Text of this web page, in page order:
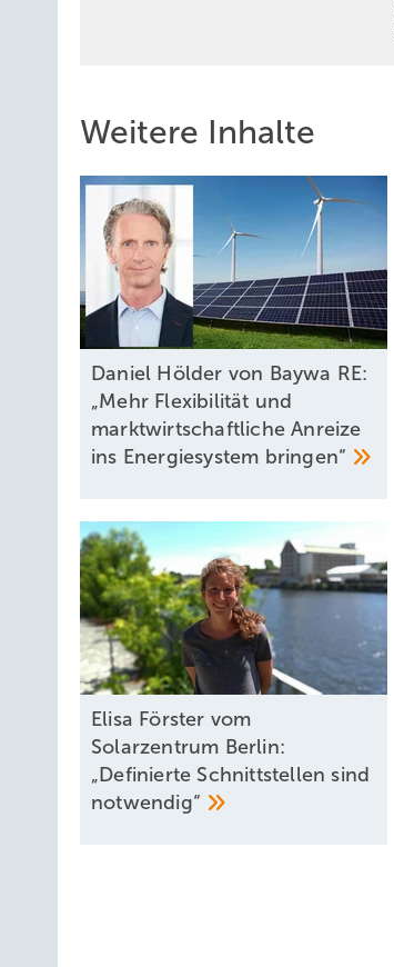
Weitere Inhalte
Daniel Hölder von Baywa RE:
„Mehr Flexibilität und
marktwirtschaftliche Anreize
ins Energiesystem bringen“
Elisa Förster vom
Solarzentrum Berlin:
„Definierte Schnittstellen sind
notwendig“